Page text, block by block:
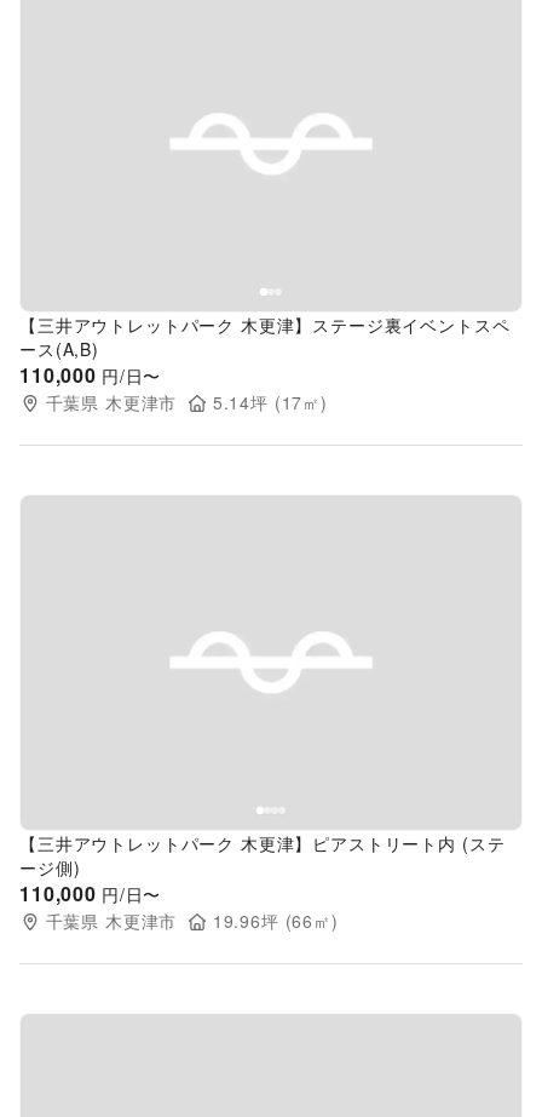
Previous slide
【三井アウトレットパーク 木更津】ステージ裏イベントスペ
ース(A,B)
110,000 円/日〜
千葉県 木更津市 5.14坪 (17㎡)
Previous slide
【三井アウトレットパーク 木更津】ピアストリート内 (ステ
ージ側)
110,000 円/日〜
千葉県 木更津市 19.96坪 (66 ㎡)